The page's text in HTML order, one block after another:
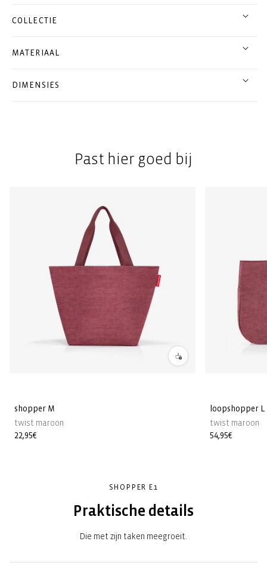
COLLECTIE
MATERIAAL
DIMENSIES
Past hier goed bij
shopper M
twist maroon
Normale
22,95€
loopshopper L
twist maroon
Normale
54,95€
SHOPPER E1
Praktische details
Die met zijn taken meegroeit.